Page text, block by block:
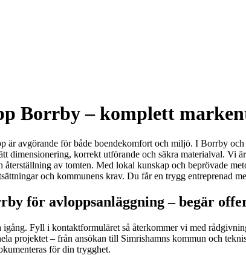
Borrby – komplett
är avgörande för både boendekomfort och miljö. I Borrby
dimensionering, korrekt utförande och säkra materialval. Vi
återställning av tomten. Med lokal kunskap och beprövade
och kommunens krav. Du får en trygg entreprenad
för avloppsanläggning – begär
Fyll i kontaktformuläret så återkommer vi med
projektet – från ansökan till Simrishamns kommun och
för din trygghet.